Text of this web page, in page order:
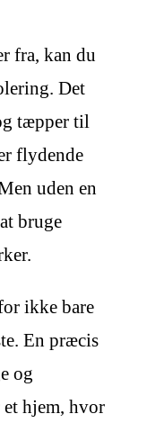
fra, kan du
Det
tæpper til
flydende
uden en
bruge
ikke bare
En præcis
og
hjem, hvor